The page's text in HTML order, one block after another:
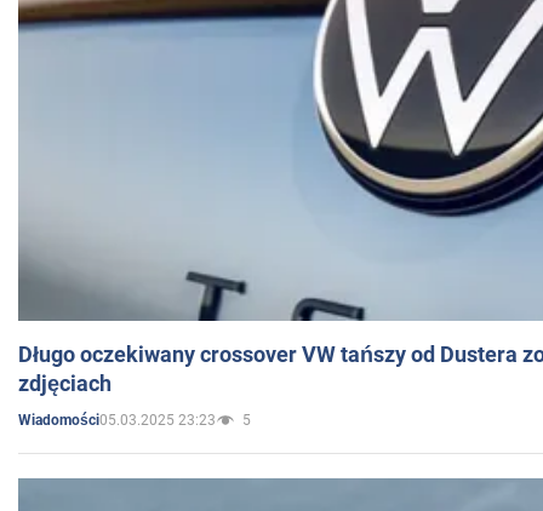
Długo oczekiwany crossover VW tańszy od Dustera
zdjęciach
Wiadomości05.03.2025 23:23 5